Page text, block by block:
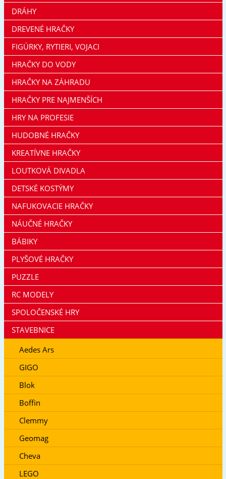
DRÁHY
DREVENÉ HRAČKY
FIGÚRKY, RYTIERI, VOJACI
HRAČKY DO VODY
HRAČKY NA ZÁHRADU
HRAČKY PRE NAJMENŠÍCH
HRY NA PROFESIE
HUDOBNÉ HRAČKY
KREATÍVNE HRAČKY
LOUTKOVÁ DIVADLA
DETSKÉ KOSTÝMY
NAFUKOVACIE HRAČKY
NÁUČNÉ HRAČKY
BÁBIKY
PLYŠOVÉ HRAČKY
PUZZLE
RC MODELY
SPOLOČENSKÉ HRY
STAVEBNICE
Aedes Ars
GIGO
Blok
Boffin
Clemmy
Geomag
Cheva
LEGO